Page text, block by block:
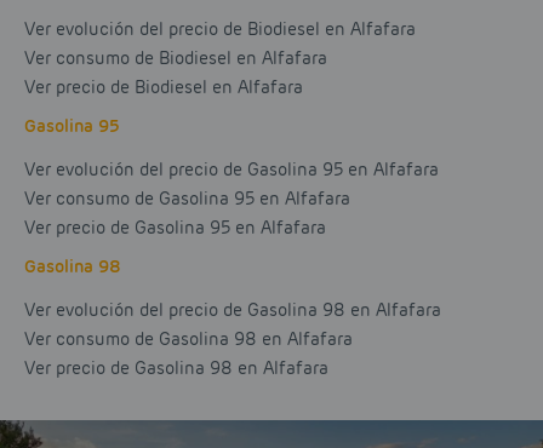
Ver evolución del precio de Biodiesel en Alfafara
Ver consumo de Biodiesel en Alfafara
Ver precio de Biodiesel en Alfafara
Gasolina 95
Ver evolución del precio de Gasolina 95 en Alfafara
Ver consumo de Gasolina 95 en Alfafara
Ver precio de Gasolina 95 en Alfafara
Gasolina 98
Ver evolución del precio de Gasolina 98 en Alfafara
Ver consumo de Gasolina 98 en Alfafara
Ver precio de Gasolina 98 en Alfafara